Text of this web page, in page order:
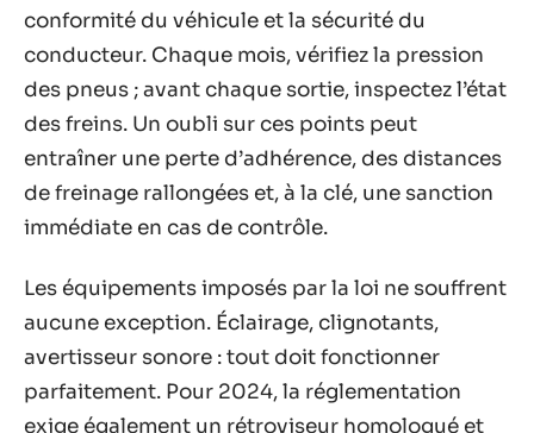
conformité du véhicule et la sécurité du
conducteur. Chaque mois, vérifiez la pression
des pneus ; avant chaque sortie, inspectez l’état
des freins. Un oubli sur ces points peut
entraîner une perte d’adhérence, des distances
de freinage rallongées et, à la clé, une sanction
immédiate en cas de contrôle.
Les équipements imposés par la loi ne souffrent
aucune exception. Éclairage, clignotants,
avertisseur sonore : tout doit fonctionner
parfaitement. Pour 2024, la réglementation
exige également un rétroviseur homologué et